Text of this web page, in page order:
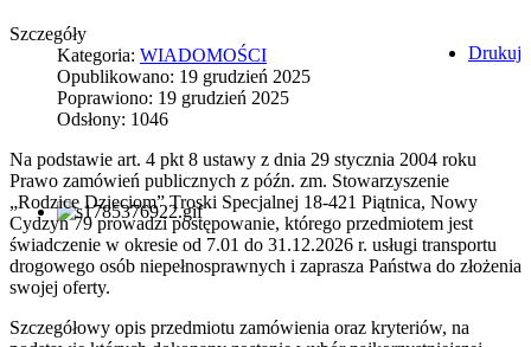
Drukuj
Szczegóły
Kategoria: WIADOMOŚCI
Opublikowano: 19 grudzień 2025
Poprawiono: 19 grudzień 2025
Odsłony: 1046
Na podstawie art. 4 pkt 8 ustawy z dnia 29 stycznia 2004 roku
Prawo zamówień publicznych z późn. zm. Stowarzyszenie
„Rodzice Dzieciom” Troski Specjalnej 18-421 Piątnica, Nowy
Cydzyn 79 prowadzi postępowanie, którego przedmiotem jest
świadczenie w okresie od 7.01 do 31.12.2026 r. usługi transportu
drogowego osób niepełnosprawnych i zaprasza Państwa do złożenia
swojej oferty.
Szczegółowy opis przedmiotu zamówienia oraz kryteriów, na